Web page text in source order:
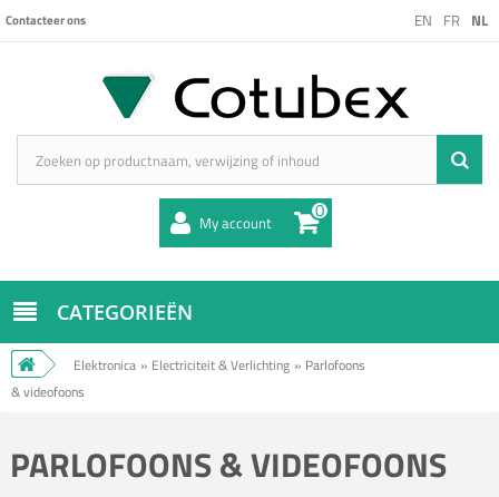
EN FR NL
Contacteer ons
My account 0
CATEGORIEËN
Elektronica » Electriciteit & Verlichting » Parlofoons
& videofoons
PARLOFOONS & VIDEOFOONS